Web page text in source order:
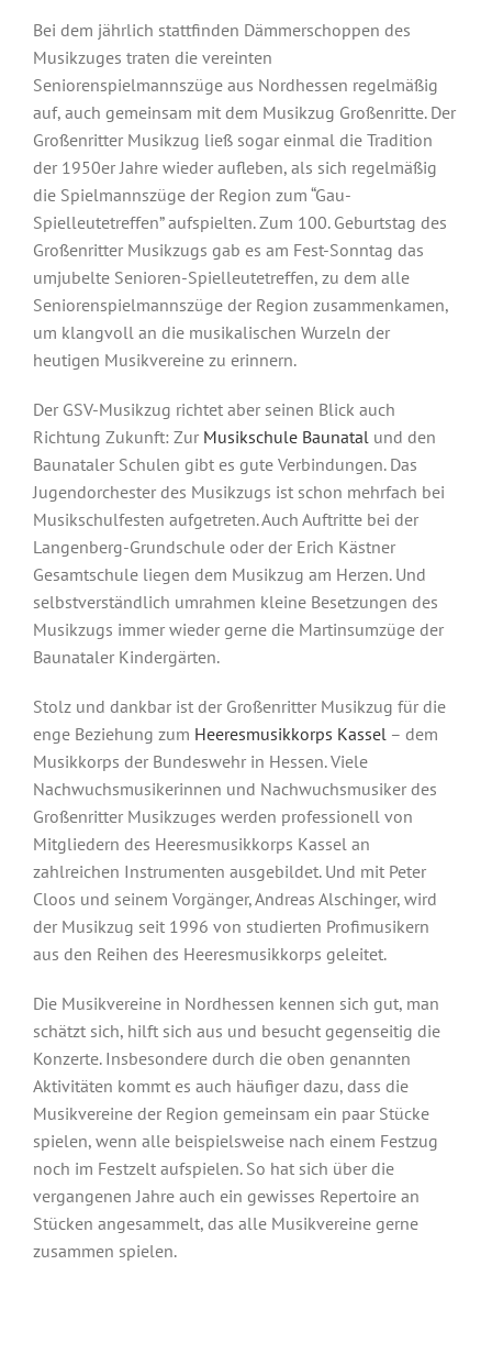
Bei dem jährlich stattfinden Dämmerschoppen des
Musikzuges traten die vereinten
Seniorenspielmannszüge aus Nordhessen regelmäßig
auf, auch gemeinsam mit dem Musikzug Großenritte. Der
Großenritter Musikzug ließ sogar einmal die Tradition
der 1950er Jahre wieder aufleben, als sich regelmäßig
die Spielmannszüge der Region zum “Gau-
Spielleutetreffen” aufspielten. Zum 100. Geburtstag des
Großenritter Musikzugs gab es am Fest-Sonntag das
umjubelte Senioren-Spielleutetreffen, zu dem alle
Seniorenspielmannszüge der Region zusammenkamen,
um klangvoll an die musikalischen Wurzeln der
heutigen Musikvereine zu erinnern.
Der GSV-Musikzug richtet aber seinen Blick auch
Richtung Zukunft: Zur Musikschule Baunatalund den
Baunataler Schulen gibt es gute Verbindungen. Das
Jugendorchester des Musikzugs ist schon mehrfach bei
Musikschulfesten aufgetreten. Auch Auftritte bei der
Langenberg-Grundschule oder der Erich Kästner
Gesamtschule liegen dem Musikzug am Herzen. Und
selbstverständlich umrahmen kleine Besetzungen des
Musikzugs immer wieder gerne die Martinsumzüge der
Baunataler Kindergärten.
Stolz und dankbar ist der Großenritter Musikzug für die
enge Beziehung zum Heeresmusikkorps Kassel– dem
Musikkorps der Bundeswehr in Hessen. Viele
Nachwuchsmusikerinnen und Nachwuchsmusiker des
Großenritter Musikzuges werden professionell von
Mitgliedern des Heeresmusikkorps Kassel an
zahlreichen Instrumenten ausgebildet. Und mit Peter
Cloos und seinem Vorgänger, Andreas Alschinger, wird
der Musikzug seit 1996 von studierten Profimusikern
aus den Reihen des Heeresmusikkorps geleitet.
Die Musikvereine in Nordhessen kennen sich gut, man
schätzt sich, hilft sich aus und besucht gegenseitig die
Konzerte. Insbesondere durch die oben genannten
Aktivitäten kommt es auch häufiger dazu, dass die
Musikvereine der Region gemeinsam ein paar Stücke
spielen, wenn alle beispielsweise nach einem Festzug
noch im Festzelt aufspielen. So hat sich über die
vergangenen Jahre auch ein gewisses Repertoire an
Stücken angesammelt, das alle Musikvereine gerne
zusammen spielen.
Musikzug buchen
Unsere Geschichte
Unser Nachwuchs